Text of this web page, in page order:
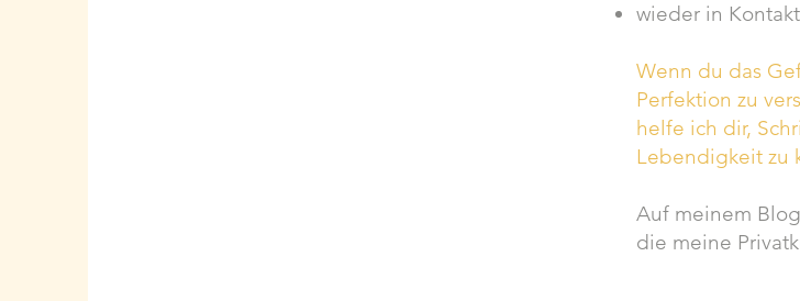
wieder in
Wenn du das
Perfektion zu
helfe ich dir,
Lebendigkeit zu
Auf meinem
die meine